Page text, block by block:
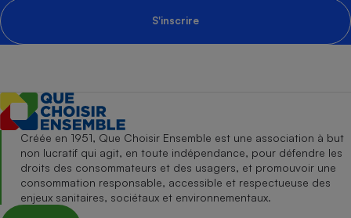
S'inscrire
Créée en 1951, Que Choisir Ensemble est une association à but
non lucratif qui agit, en toute indépendance, pour défendre les
droits des consommateurs et des usagers, et promouvoir une
consommation responsable, accessible et respectueuse des
enjeux sanitaires, sociétaux et environnementaux.